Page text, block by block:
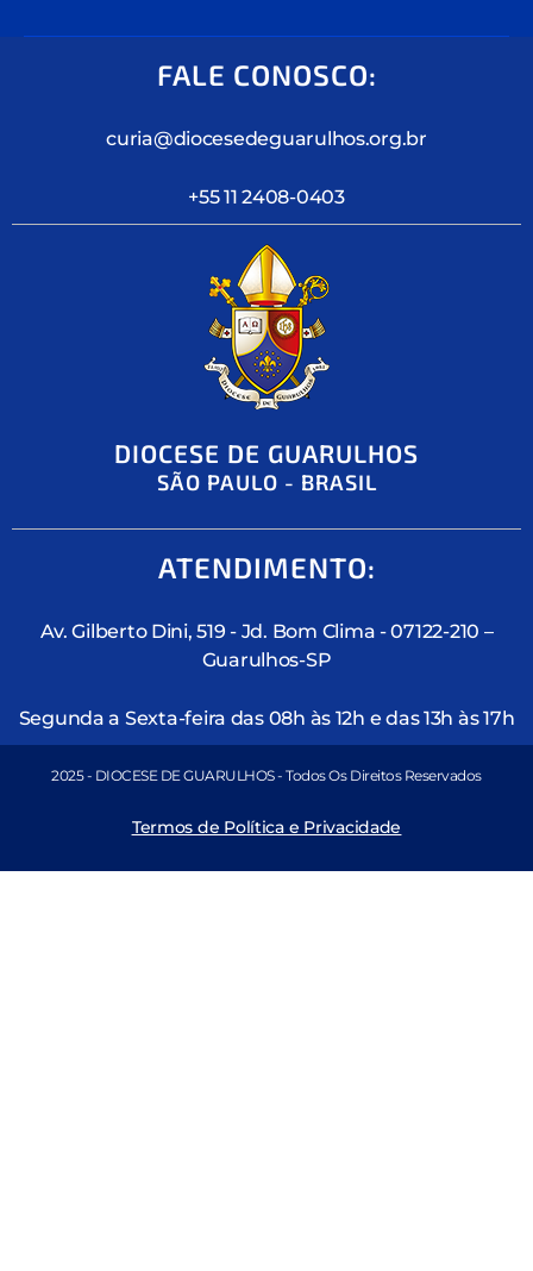
FALE CONOSCO:
curia@diocesedeguarulhos.org.br
+55 11 2408-0403
DIOCESE DE GUARULHOS
SÃO PAULO - BRASIL
ATENDIMENTO:
Av. Gilberto Dini, 519 - Jd. Bom Clima - 07122-210 –
Guarulhos-SP
Segunda a Sexta-feira das 08h às 12h e das 13h às 17h
2025 - DIOCESE DE GUARULHOS - Todos Os Direitos Reservados
Termos de Política e Privacidade